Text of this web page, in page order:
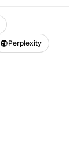
Perplexity